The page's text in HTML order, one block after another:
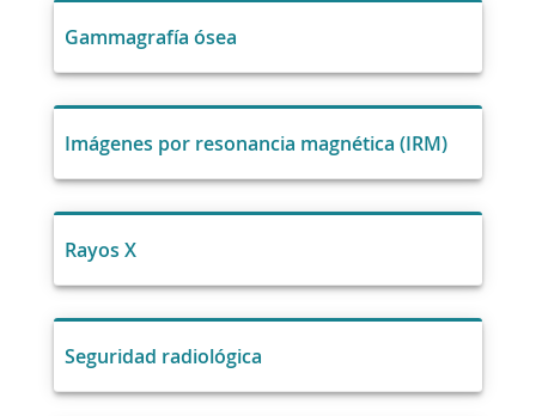
Gammagrafía ósea
Imágenes por resonancia magnética (IRM)
Rayos X
Seguridad radiológica